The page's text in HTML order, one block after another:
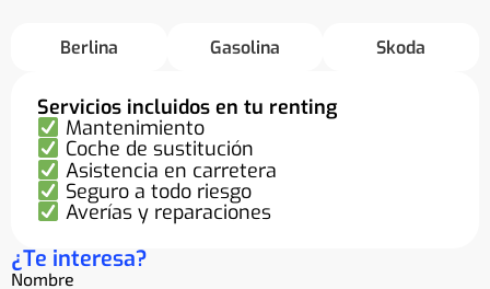
Berlina Gasolina Skoda
Servicios incluidos en tu renting
Mantenimiento
Coche de sustitución
Asistencia en carretera
Seguro a todo riesgo
Averías y reparaciones
¿Te interesa?
Nombre